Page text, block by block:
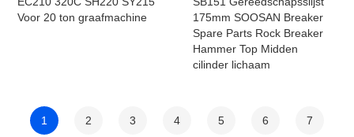
Voor 20 ton graafmachine
175mm SOOSAN Breaker
Spare Parts Rock Breaker
Hammer Top Midden
cilinder lichaam
1 2 3 4 5 6 7